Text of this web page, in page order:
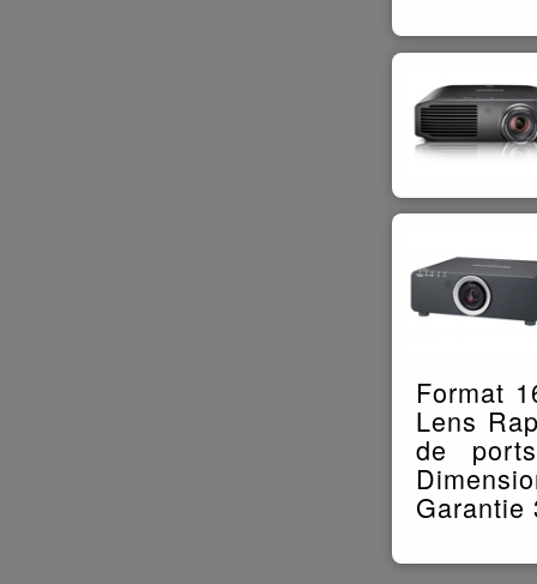
Format
Lens
de
Garantie